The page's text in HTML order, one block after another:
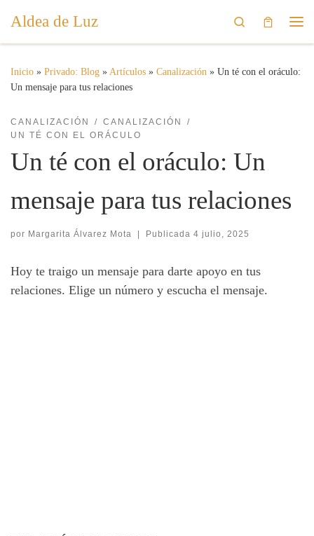
Saltar al contenido
Aldea de Luz
Search
Inicio » Privado: Blog » Artículos » Canalización » Un té con el oráculo:
Un mensaje para tus relaciones
CANALIZACIÓN
CANALIZACIÓN
UN TÉ CON EL ORÁCULO
Un té con el oráculo: Un
mensaje para tus relaciones
por Margarita Álvarez Mota Publicada 4 julio, 2025
Hoy te traigo un mensaje para darte apoyo en tus
relaciones. Elige un número y escucha el mensaje.